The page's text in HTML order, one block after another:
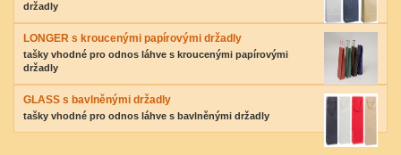
držadly
LONGER s kroucenými papírovými držadly
tašky vhodné pro odnos láhve s kroucenými papírovými
držadly
GLASS s bavlněnými držadly
tašky vhodné pro odnos láhve s bavlněnými držadly